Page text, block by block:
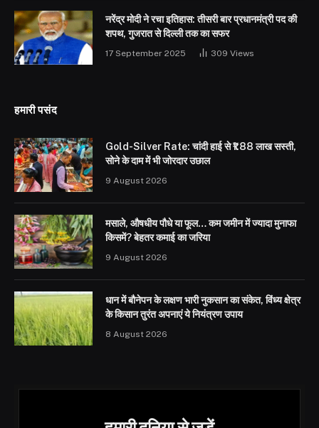
नरेंद्र मोदी ने रचा इतिहास: तीसरी बार प्रधानमंत्री पद की
शपथ, गुजरात से दिल्ली तक का सफर
17 September 2025 309 Views
हमारी पसंद
Gold-Silver Rate: चांदी हाई से ₹1.88 लाख सस्ती,
सोने के दाम में भी जोरदार उछाल
9 August 2026
मसाले, औषधीय पौधे या फूल… कम जमीन में ज्यादा मुनाफा
किसमें? बेहतर कमाई का जरिया
9 August 2026
धान में बौनेपन के लक्षण भारी नुकसान का संकेत, विंध्य क्षेत्र
के किसान तुरंत अपनाएं ये नियंत्रण उपाय
8 August 2026